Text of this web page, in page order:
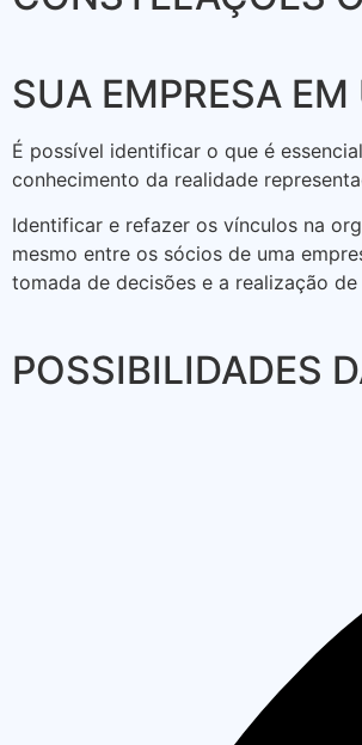
SUA EMPRESA
É possível identificar o que é
conhecimento da realidade
Identificar e refazer os vínculos na
mesmo entre os sócios de uma
tomada de decisões e a realização de
POSSIBILIDADES